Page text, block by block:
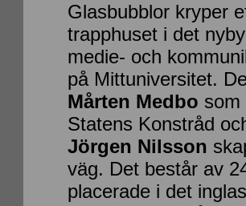
Glasbubblor kryper
trapphuset i det
medie- och
på Mittuniversitet.
Mårten Medbo som
Statens Konstråd
Jörgen Nilsson
väg. Det består av
placerade i det